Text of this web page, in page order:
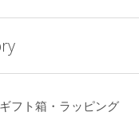
ギフト箱・ラッピング